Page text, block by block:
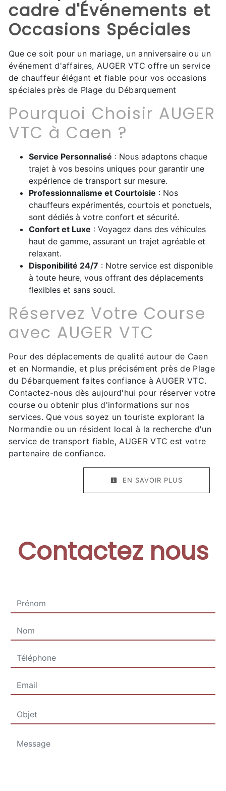
cadre d'Événements et
Occasions Spéciales
Que ce soit pour un mariage, un anniversaire ou un
événement d'affaires, AUGER VTC offre un service
de chauffeur élégant et fiable pour vos occasions
spéciales près de Plage du Débarquement
Pourquoi Choisir AUGER
VTC à Caen ?
Service Personnalisé : Nous adaptons chaque
trajet à vos besoins uniques pour garantir une
expérience de transport sur mesure.
Professionnalisme et Courtoisie : Nos
chauffeurs expérimentés, courtois et ponctuels,
sont dédiés à votre confort et sécurité.
Confort et Luxe : Voyagez dans des véhicules
haut de gamme, assurant un trajet agréable et
relaxant.
Disponibilité 24/7 : Notre service est disponible
à toute heure, vous offrant des déplacements
flexibles et sans souci.
Réservez Votre Course
avec AUGER VTC
Pour des déplacements de qualité autour de Caen
et en Normandie, et plus précisément près de Plage
du Débarquement faites confiance à AUGER VTC.
Contactez-nous dès aujourd'hui pour réserver votre
course ou obtenir plus d'informations sur nos
services. Que vous soyez un touriste explorant la
Normandie ou un résident local à la recherche d'un
service de transport fiable, AUGER VTC est votre
partenaire de confiance.
EN SAVOIR PLUS
Contactez nous